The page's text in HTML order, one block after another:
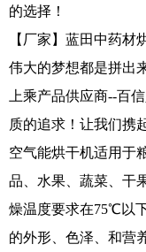
的选择！
【厂家】蓝田中药材
伟大的梦想都是拼出
上乘产品供应商--百
质的追求！让我们携
空气能烘干机适用于
品、水果、蔬菜、干
燥温度要求在75℃以
的外形、色泽、和营